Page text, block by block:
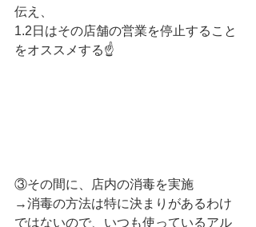
伝え、
1.2日はその店舗の営業を停止すること
をオススメする☝️
③その間に、店内の消毒を実施
→消毒の方法は特に決まりがあるわけ
ではないので、いつも使っているアル